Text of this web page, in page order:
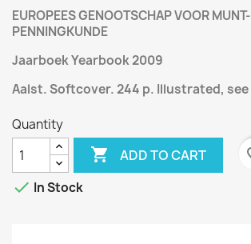
EUROPEES GENOOTSCHAP VOOR
PENNINGKUNDE
Jaarboek Yearbook 2009
Aalst. Softcover. 244 p. Illustrated,
Quantity
 ADD TO CART
 In Stock